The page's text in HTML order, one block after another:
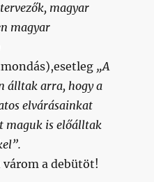
magyar
magyar
„A
álltak arra, hogy a
elvárásainkat
maguk is előálltak
a debütöt!